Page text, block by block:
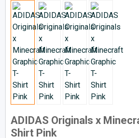
ADIDAS Originals x
Shirt Pink